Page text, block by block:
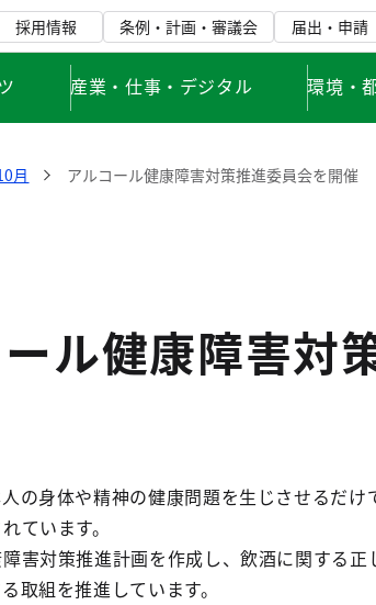
採用情報 条例・計画・審議会 届出・申請
産業・仕事・デジタル 環境・
月 アルコール健康障害対策推進委員会を開催
ル健康障害対
の身体や精神の健康問題を生じさせるだ
ています。
害対策推進計画を作成し、飲酒に関する
取組を推進しています。